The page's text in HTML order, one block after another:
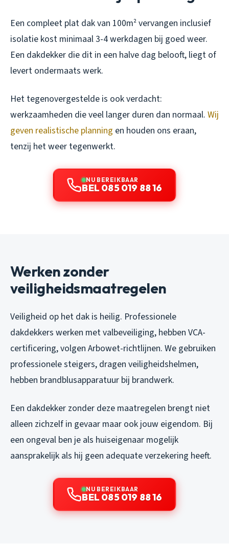
Een compleet plat dak van 100m² vervangen inclusief
isolatie kost minimaal 3-4 werkdagen bij goed weer.
Een dakdekker die dit in een halve dag belooft, liegt of
levert ondermaats werk.
Het tegenovergestelde is ook verdacht:
werkzaamheden die veel langer duren dan normaal. Wij
geven realistische planning en houden ons eraan,
tenzij het weer tegenwerkt.
NU BEREIKBAAR
BEL 085 019 88 16
Werken zonder
veiligheidsmaatregelen
Veiligheid op het dak is heilig. Professionele
dakdekkers werken met valbeveiliging, hebben VCA-
certificering, volgen Arbowet-richtlijnen. We gebruiken
professionele steigers, dragen veiligheidshelmen,
hebben brandblusapparatuur bij brandwerk.
Een dakdekker zonder deze maatregelen brengt niet
alleen zichzelf in gevaar maar ook jouw eigendom. Bij
een ongeval ben je als huiseigenaar mogelijk
aansprakelijk als hij geen adequate verzekering heeft.
NU BEREIKBAAR
BEL 085 019 88 16